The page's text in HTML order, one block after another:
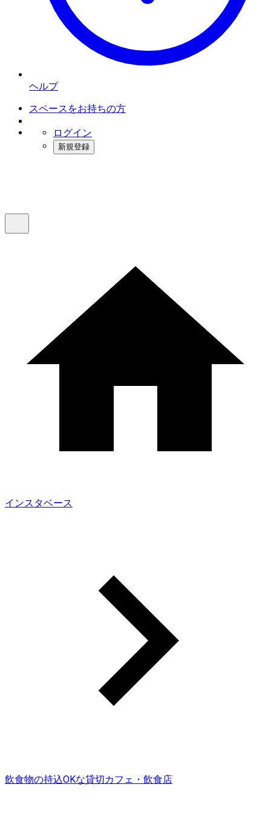
ヘルプ
スペースをお持ちの方
ログイン
新規登録
インスタベース
飲食物の持込OKな貸切カフェ・飲食店